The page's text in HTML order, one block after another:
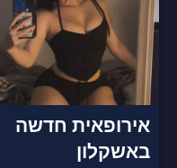
אירופאית חדשה
באשקלון